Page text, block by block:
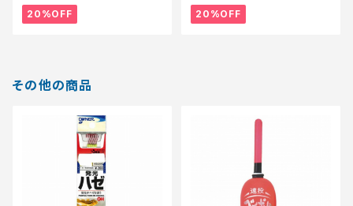
20%OFF 20%OFF
その他の商品